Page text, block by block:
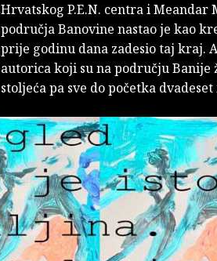
Hrvatskog P.E.N. centra i
područja Banovine nastao je kao
prije godinu dana zadesio taj kraj.
autorica koji su na području
stoljeća pa sve do početka